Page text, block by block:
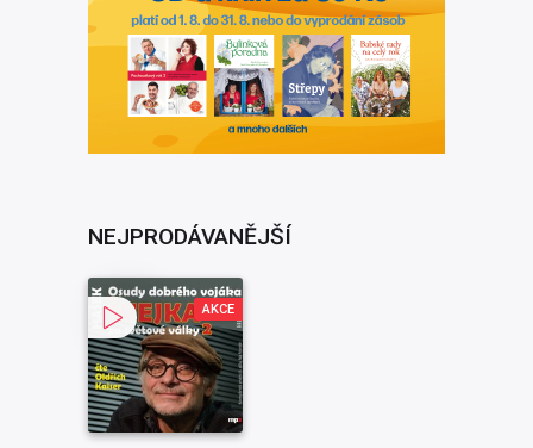
NEJPRODÁVANĚJŠÍ
AKCE